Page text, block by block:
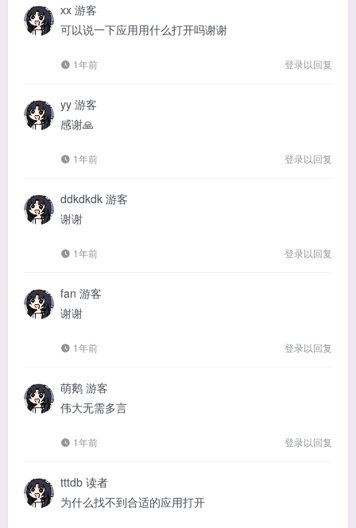
xx 游客
可以说一下应用用什么打开吗谢谢
1年前 登录以回复
yy 游客
感谢🙏
1年前 登录以回复
ddkdkdk 游客
谢谢
1年前 登录以回复
fan 游客
谢谢
1年前 登录以回复
萌鹅 游客
伟大无需多言
1年前 登录以回复
tttdb 读者
为什么找不到合适的应用打开